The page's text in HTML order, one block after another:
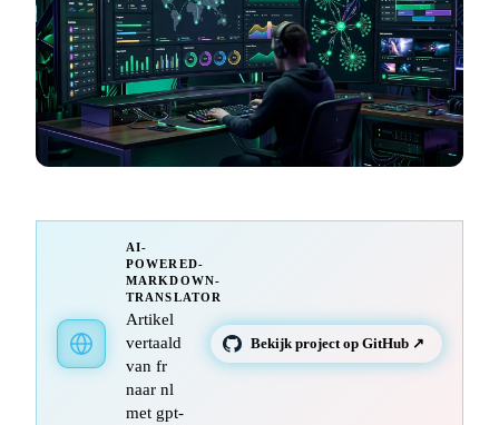
AI-
POWERED-
MARKDOWN-
TRANSLATOR
Artikel
vertaald
van fr
naar nl
met gpt-
Bekijk project op GitHub ↗